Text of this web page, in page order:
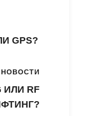
GPS?
ИЛИ RF